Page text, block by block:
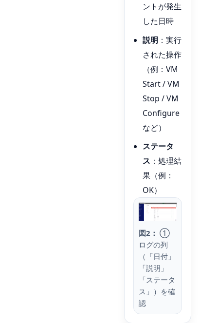
ントが発生
した日時
説明 ：実行
された操作
（例：VM
Start / VM
Stop / VM
Configure
など）
ステータ
ス ：処理結
果（例：
OK）
図2： ①
ログの列
（「日付」
「説明」
「ステータ
ス」）を確
認